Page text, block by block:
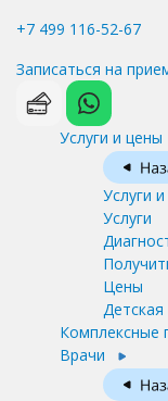
+7 499 116-52-67
Записаться на
Услуги и цены
Услуги
Услуги
Цены
Детская
Комплексные
Врачи